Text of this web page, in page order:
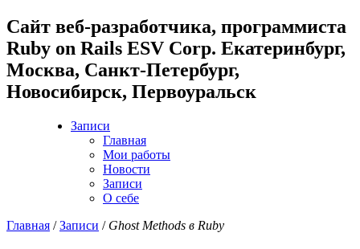
Cайт веб-разработчика, программиста
Ruby on Rails ESV Corp. Екатеринбург,
Москва, Санкт-Петербург,
Новосибирск, Первоуральск
Записи
Главная
Мои работы
Новости
Записи
О себе
Главная /Записи / Ghost Methods в Ruby